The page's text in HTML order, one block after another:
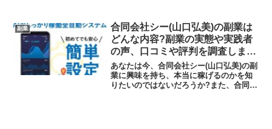
大きく稼げる可能性は低いといえます。
今回はその理...
副業
合同会社シー(山口弘美)の副業は
どんな内容?副業の実態や実践者
の声、口コミや評判を調査しまし
た
あなたは今、合同会社シー(山口弘美)の副
業に興味を持ち、本当に稼げるのかを知
りたいのではないだろうか?また、合同会